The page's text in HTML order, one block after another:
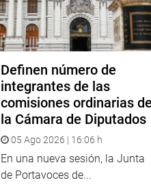
Definen número de
integrantes de las
comisiones ordinarias de
la Cámara de Diputados
05 Ago 2026 | 16:06 h
En una nueva sesión, la Junta
de Portavoces de...